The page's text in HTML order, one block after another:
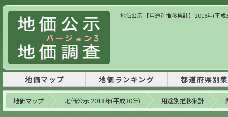
地価公示 【用途別推移集計】 2018年(平
地価マップ 地価ランキング 都道府県別
地価マップ 地価公示 2018年(平成30年) 用途別推移集計